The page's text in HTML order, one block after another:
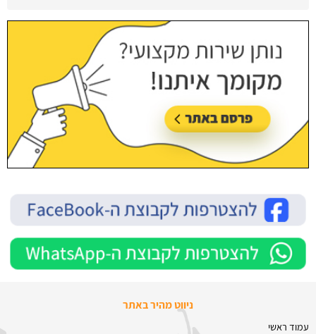
ניווט מהיר באתר
עמוד ראשי